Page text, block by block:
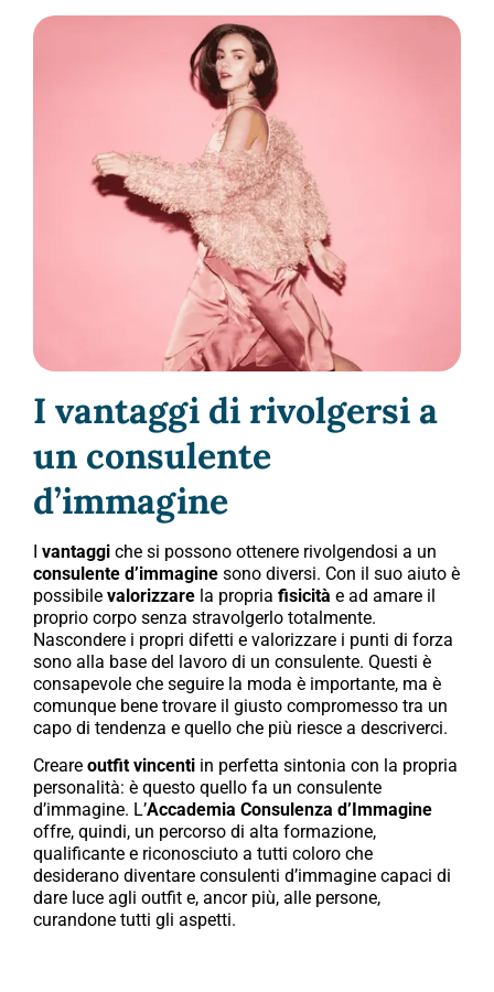
I vantaggi di rivolgersi a
un consulente
d’immagine
I vantaggi che si possono ottenere rivolgendosi a un
consulente d’immagine sono diversi. Con il suo aiuto è
possibile valorizzare la propria fisicità e ad amare il
proprio corpo senza stravolgerlo totalmente.
Nascondere i propri difetti e valorizzare i punti di forza
sono alla base del lavoro di un consulente. Questi è
consapevole che seguire la moda è importante, ma è
comunque bene trovare il giusto compromesso tra un
capo di tendenza e quello che più riesce a descriverci.
Creare outfit vincenti in perfetta sintonia con la propria
personalità: è questo quello fa un consulente
d’immagine. L’Accademia Consulenza d’Immagine
offre, quindi, un percorso di alta formazione,
qualificante e riconosciuto a tutti coloro che
desiderano diventare consulenti d’immagine capaci di
dare luce agli outfit e, ancor più, alle persone,
curandone tutti gli aspetti.